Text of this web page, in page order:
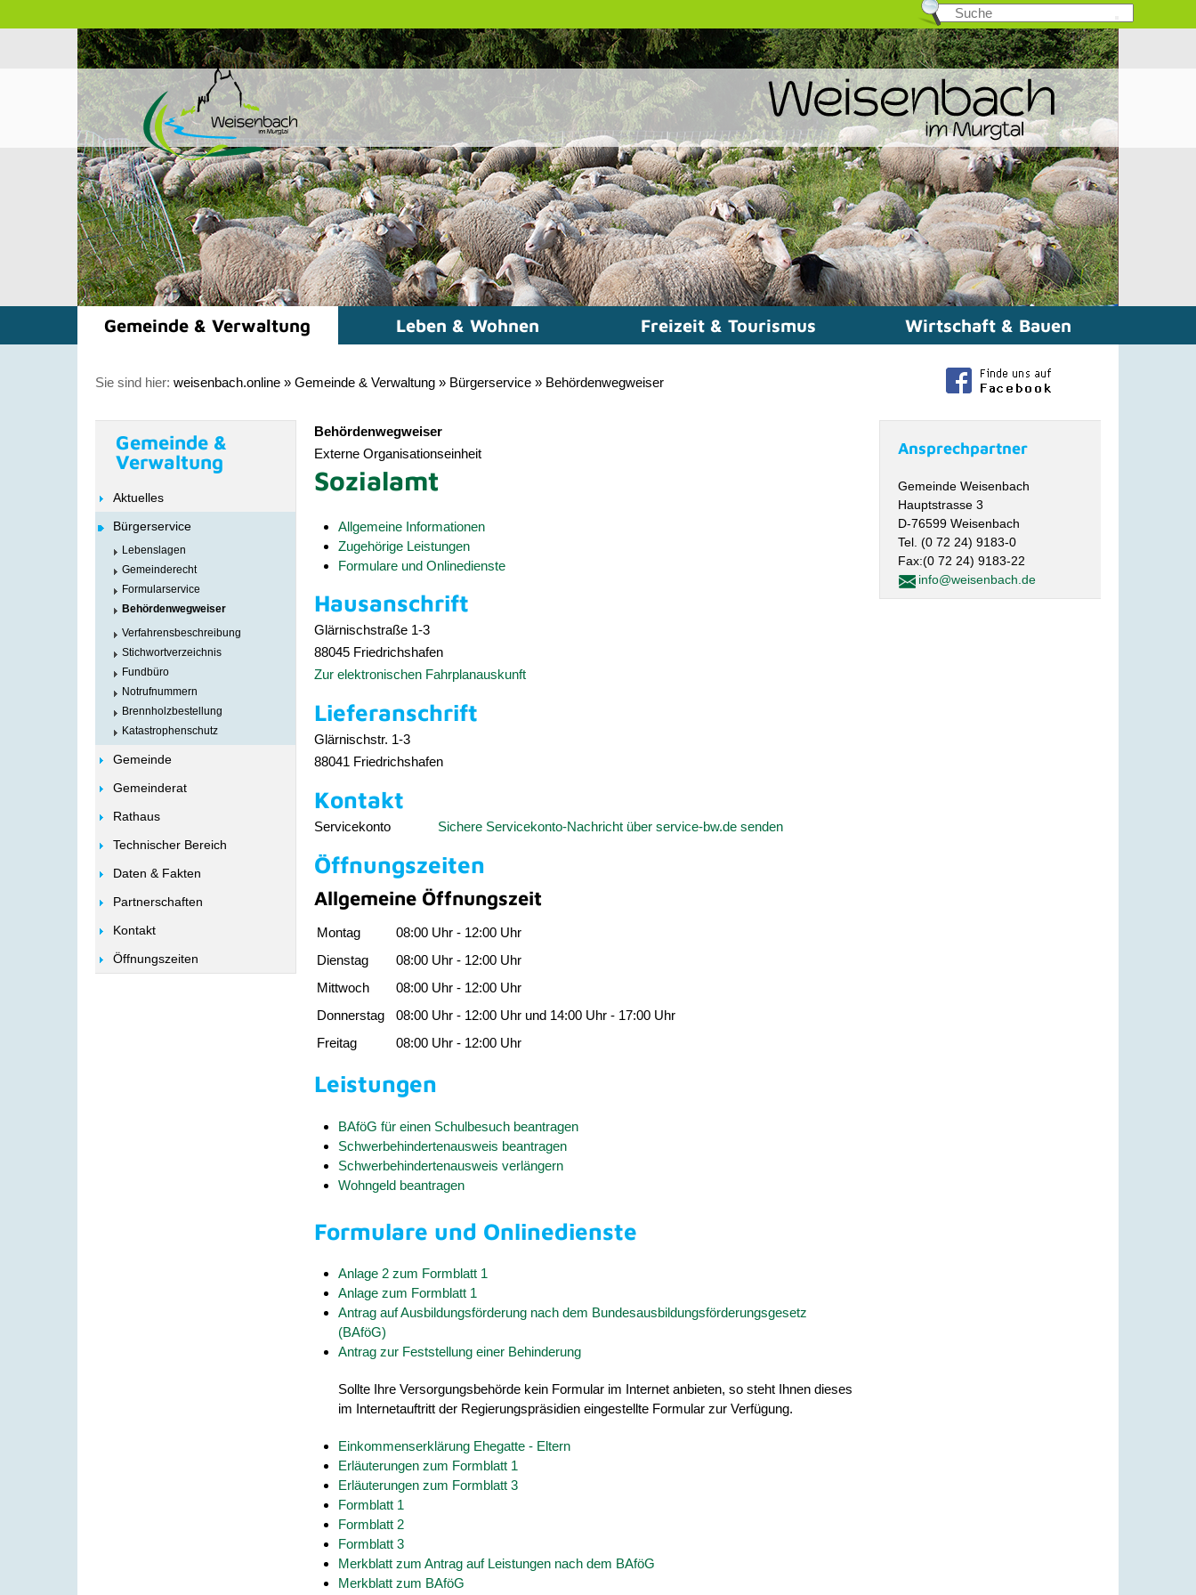
Gemeinde & Verwaltung Leben & Wohnen Freizeit & Tourismus Wirtschaft & Bauen
Sie sind hier: weisenbach.online » Gemeinde & Verwaltung » Bürgerservice » Behördenwegweiser
Gemeinde &
Verwaltung
Aktuelles
Bürgerservice
Lebenslagen
Gemeinderecht
Formularservice
Behördenwegweiser
Verfahrensbeschreibung
Stichwortverzeichnis
Fundbüro
Notrufnummern
Brennholzbestellung
Katastrophenschutz
Gemeinde
Gemeinderat
Rathaus
Technischer Bereich
Daten & Fakten
Partnerschaften
Kontakt
Öffnungszeiten
Behördenwegweiser
Externe Organisationseinheit
Sozialamt
Allgemeine Informationen
Zugehörige Leistungen
Formulare und Onlinedienste
Hausanschrift
Glärnischstraße 1-3
88045 Friedrichshafen
Zur elektronischen Fahrplanauskunft
Lieferanschrift
Glärnischstr. 1-3
88041 Friedrichshafen
Kontakt
Servicekonto Sichere Servicekonto-Nachricht über service-bw.de senden
Öffnungszeiten
Allgemeine Öffnungszeit
Montag 08:00 Uhr - 12:00 Uhr
Dienstag
08:00 Uhr - 12:00 Uhr
Mittwoch
08:00 Uhr - 12:00 Uhr
Donnerstag
08:00 Uhr - 12:00 Uhr und 14:00 Uhr - 17:00 Uhr
Freitag
08:00 Uhr - 12:00 Uhr
Leistungen
BAföG für einen Schulbesuch beantragen
Schwerbehindertenausweis beantragen
Schwerbehindertenausweis verlängern
Wohngeld beantragen
Formulare und Onlinedienste
Anlage 2 zum Formblatt 1
Anlage zum Formblatt 1
Antrag auf Ausbildungsförderung nach dem Bundesausbildungsförderungsgesetz
(BAföG)
Antrag zur Feststellung einer Behinderung
Sollte Ihre Versorgungsbehörde kein Formular im Internet anbieten, so steht Ihnen dieses
im Internetauftritt der Regierungspräsidien eingestellte Formular zur Verfügung.
Einkommenserklärung Ehegatte - Eltern
Erläuterungen zum Formblatt 1
Erläuterungen zum Formblatt 3
Formblatt 1
Formblatt 2
Formblatt 3
Merkblatt zum Antrag auf Leistungen nach dem BAföG
Merkblatt zum BAföG
Ansprechpartner
Gemeinde Weisenbach
Hauptstrasse 3
D-76599 Weisenbach
Tel. (0 72 24) 9183-0
Fax:(0 72 24) 9183-22
info@weisenbach.de